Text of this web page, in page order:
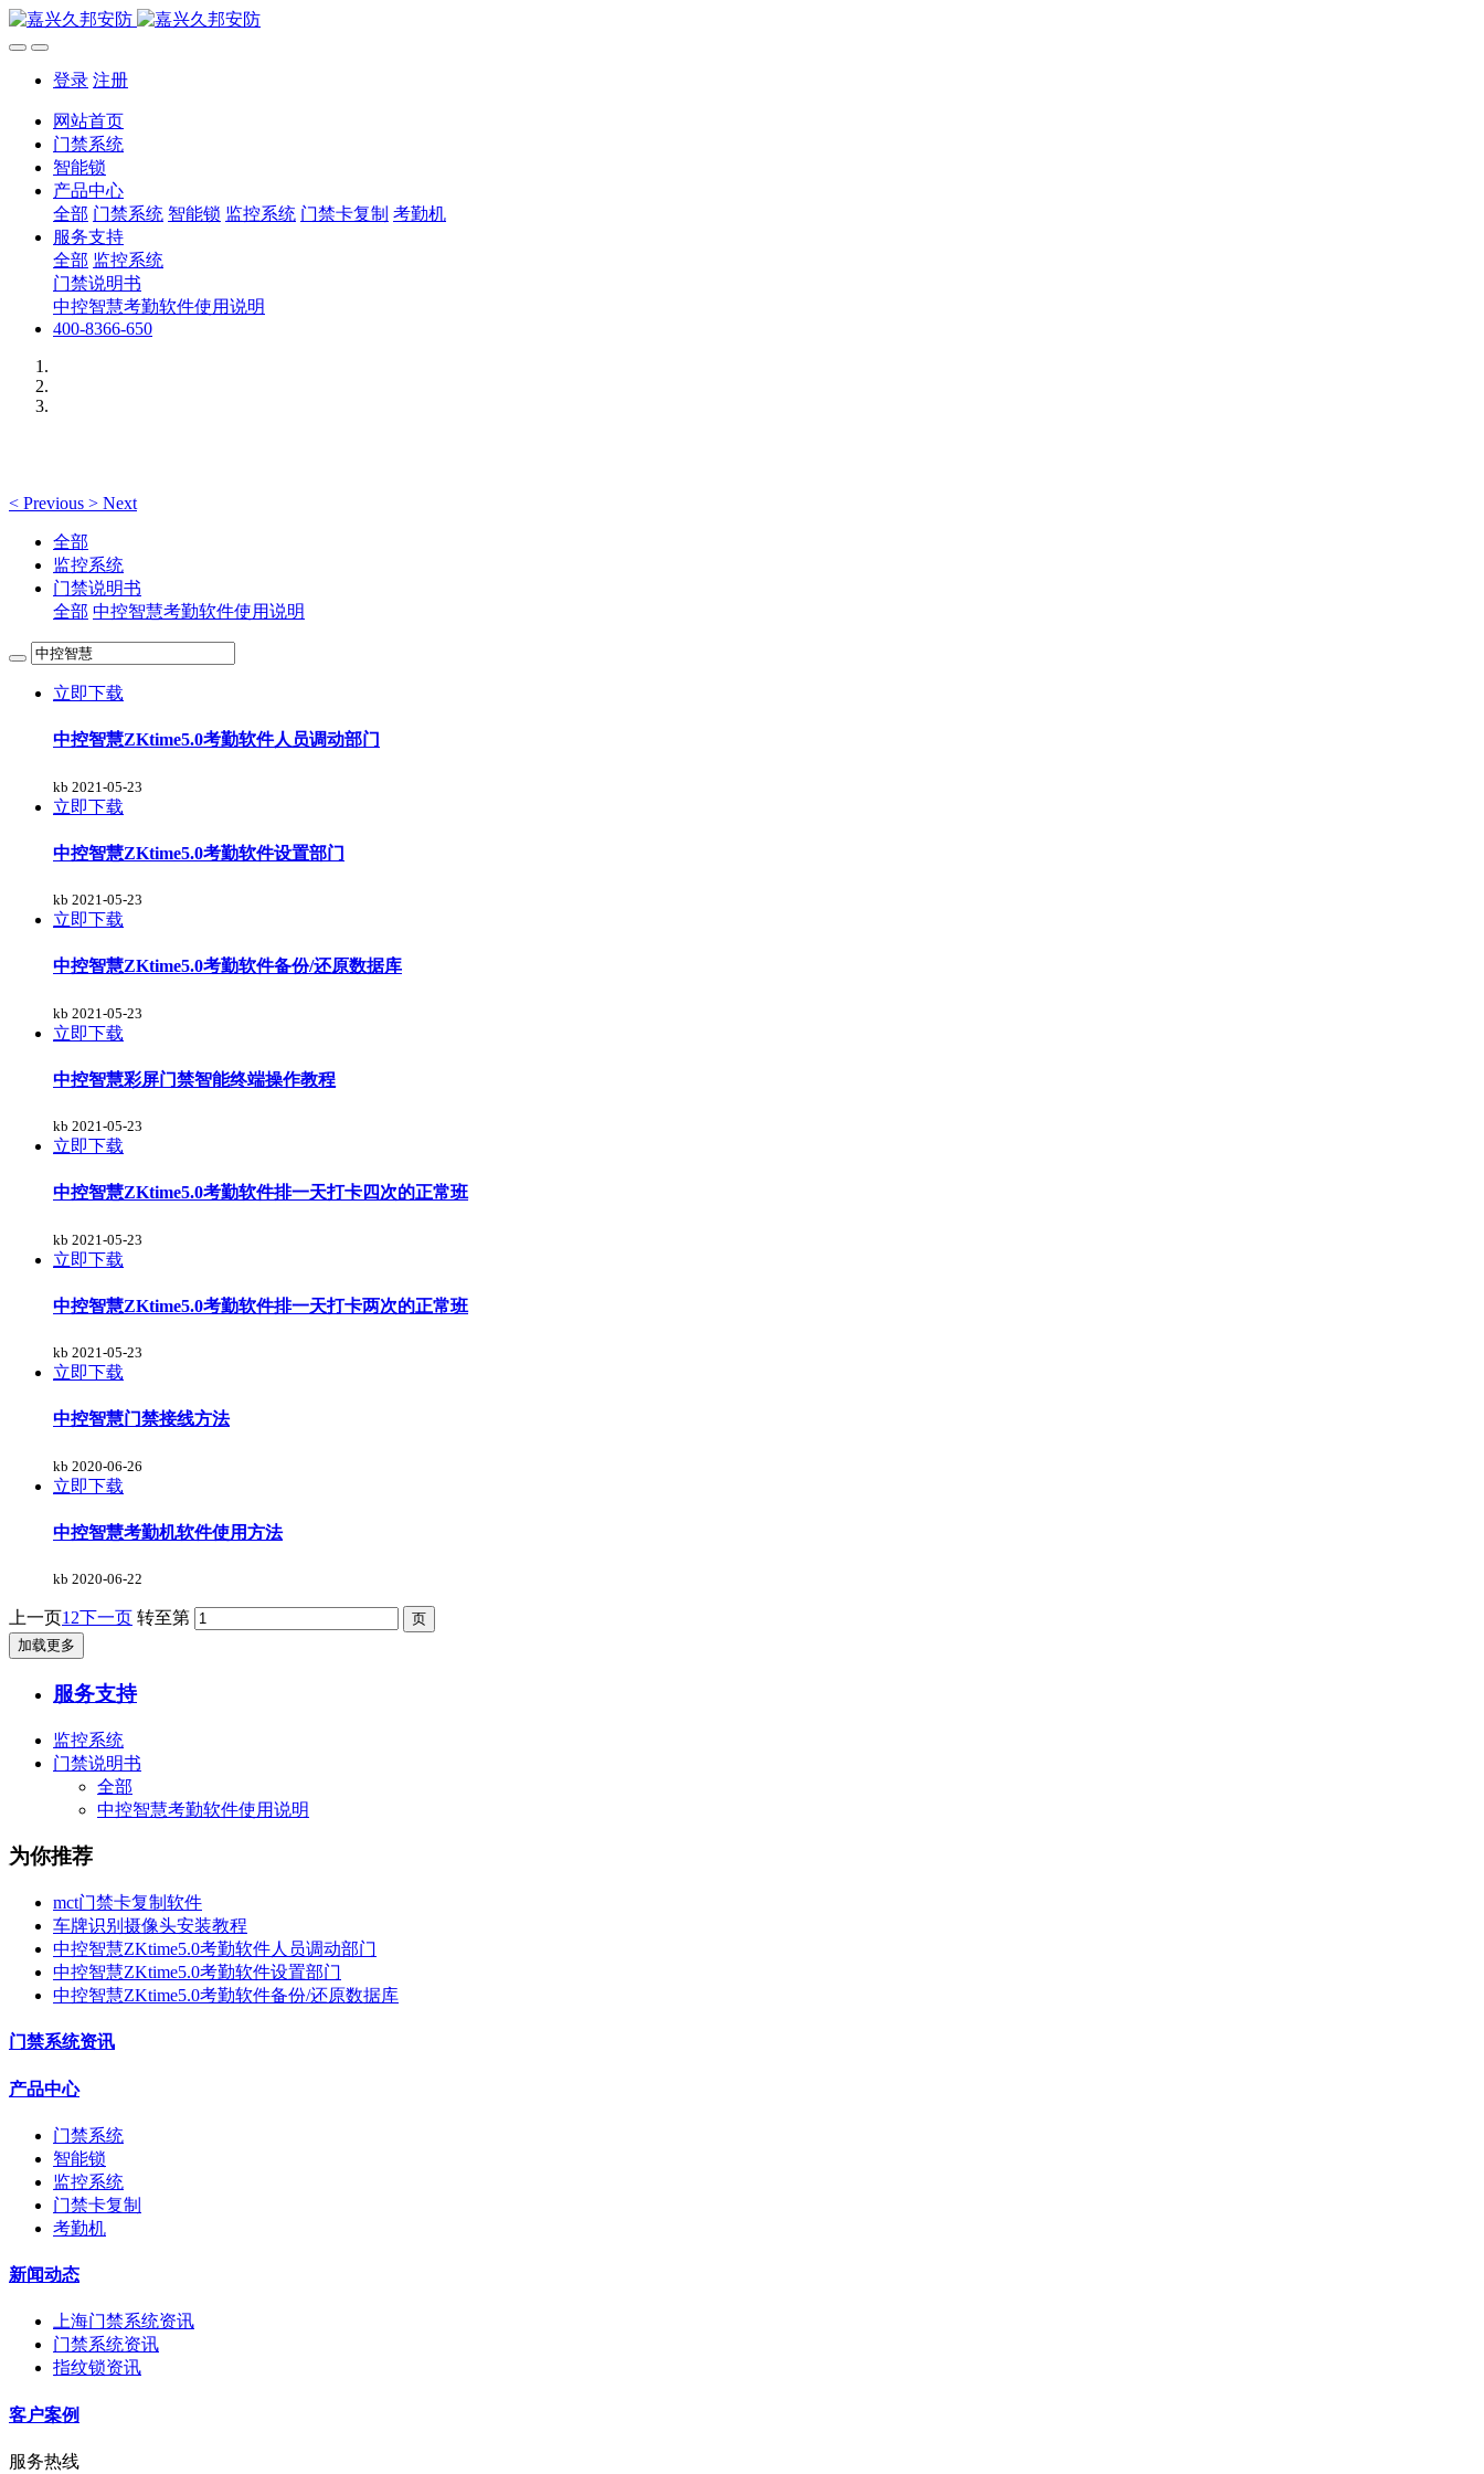
登录 注册
网站首页
门禁系统
智能锁
产品中心
全部 门禁系统 智能锁 监控系统 门禁卡复制 考勤机
服务支持
全部 监控系统
门禁说明书
中控智慧考勤软件使用说明
400-8366-650
< Previous > Next
全部
监控系统
门禁说明书
全部 中控智慧考勤软件使用说明
立即下载
中控智慧ZKtime5.0考勤软件人员调动部门
kb 2021-05-23
立即下载
中控智慧ZKtime5.0考勤软件设置部门
kb 2021-05-23
立即下载
中控智慧ZKtime5.0考勤软件备份/还原数据库
kb 2021-05-23
立即下载
中控智慧彩屏门禁智能终端操作教程
kb 2021-05-23
立即下载
中控智慧ZKtime5.0考勤软件排一天打卡四次的正常班
kb 2021-05-23
立即下载
中控智慧ZKtime5.0考勤软件排一天打卡两次的正常班
kb 2021-05-23
立即下载
中控智慧门禁接线方法
kb 2020-06-26
立即下载
中控智慧考勤机软件使用方法
kb 2020-06-22
上一页1 2下一页 转至第
加载更多
服务支持
监控系统
门禁说明书
全部
中控智慧考勤软件使用说明
为你推荐
mct门禁卡复制软件
车牌识别摄像头安装教程
中控智慧ZKtime5.0考勤软件人员调动部门
中控智慧ZKtime5.0考勤软件设置部门
中控智慧ZKtime5.0考勤软件备份/还原数据库
门禁系统资讯
产品中心
门禁系统
智能锁
监控系统
门禁卡复制
考勤机
新闻动态
上海门禁系统资讯
门禁系统资讯
指纹锁资讯
客户案例
服务热线